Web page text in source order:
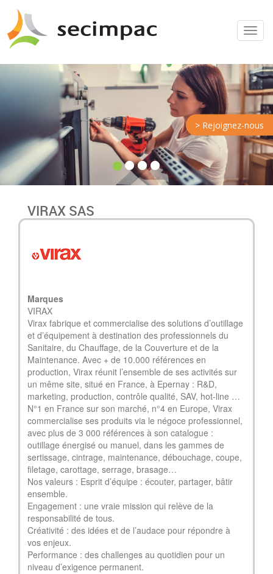
Menu
> Rejoignez-nous
VIRAX SAS
Marques
VIRAX
Virax fabrique et commercialise des solutions d’outillage
et d’équipement à destination des professionnels du
Sanitaire, du Chauffage, de la Couverture et de la
Maintenance. Avec + de 10.000 références en
production, Virax réunit l’ensemble de ses activités sur
un même site, situé en France, à Epernay : R&D,
marketing, production, contrôle qualité, SAV, hot-line …
N°1 en France sur son marché, n°4 en Europe, Virax
commercialise ses produits via le négoce professionnel,
avec plus de 3 000 références à son catalogue :
outillage énergisé ou manuel, dans les gammes de
sertissage, cintrage, maintenance, débouchage, coupe,
filetage, carottage, serrage, brasage…
Nos valeurs : Esprit d’équipe : écouter, partager, bâtir
ensemble.
Engagement : une vraie mission qui relève de la
responsabilité de tous.
Créativité : des idées et de l’audace pour répondre à
vos enjeux.
Performance : des challenges au quotidien pour un
niveau d’exigence permanent.